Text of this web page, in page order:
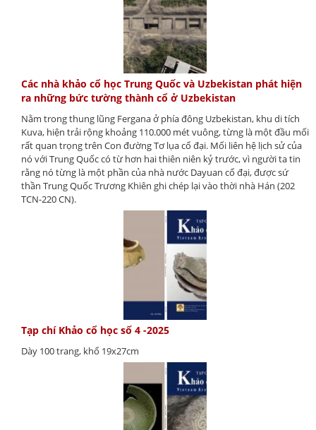
Các nhà khảo cổ học Trung Quốc và Uzbekistan phát hiện
ra những bức tường thành cổ ở Uzbekistan
Nằm trong thung lũng Fergana ở phía đông Uzbekistan, khu di tích
Kuva, hiện trải rộng khoảng 110.000 mét vuông, từng là một đầu mối
rất quan trọng trên Con đường Tơ lụa cổ đại. Mối liên hệ lịch sử của
nó với Trung Quốc có từ hơn hai thiên niên kỷ trước, vì người ta tin
rằng nó từng là một phần của nhà nước Dayuan cổ đại, được sứ
thần Trung Quốc Trương Khiên ghi chép lại vào thời nhà Hán (202
TCN-220 CN).
Tạp chí Khảo cổ học số 4 -2025
Dày 100 trang, khổ 19x27cm